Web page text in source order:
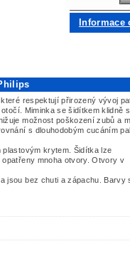
Informace
respektují přirozený vývoj
Miminka se šidítkem klidně
možnost poškození zubů a
s dlouhodobým cucáním
krytem. Šidítka lze
mnoha otvory. Otvory v
jsou bez chuti a zápachu. Barvy